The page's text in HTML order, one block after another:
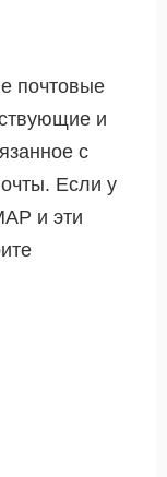
почтовые
и
с
Если у
и эти